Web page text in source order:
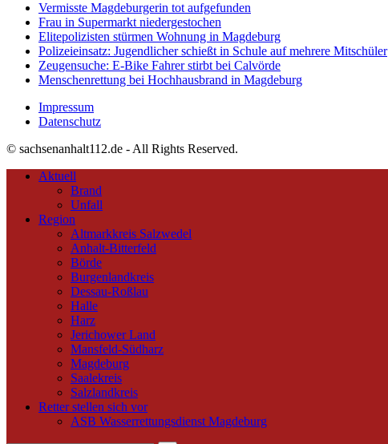
Vermisste Magdeburgerin tot aufgefunden
Frau in Supermarkt niedergestochen
Elitepolizisten stürmen Wohnung in Magdeburg
Polizeieinsatz: Jugendlicher schießt in Schule auf mehrere Mitschüler
Zeugensuche: E-Bike Fahrer stirbt bei Calvörde
Menschenrettung bei Hochhausbrand in Magdeburg
Impressum
Datenschutz
© sachsenanhalt112.de - All Rights Reserved.
Aktuell
Brand
Unfall
Region
Altmarkkreis Salzwedel
Anhalt-Bitterfeld
Börde
Burgenlandkreis
Dessau-Roßlau
Halle
Harz
Jerichower Land
Mansfeld-Südharz
Magdeburg
Saalekreis
Salzlandkreis
Retter stellen sich vor
ASB Wasserrettungsdienst Magdeburg